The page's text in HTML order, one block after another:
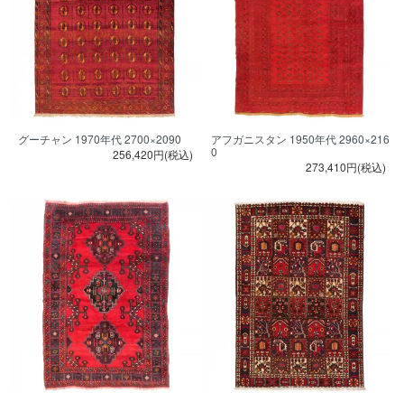
グーチャン 1970年代 2700×2090
256,420円(税込)
アフガニスタン 1950年代 2960×216
0
273,410円(税込)